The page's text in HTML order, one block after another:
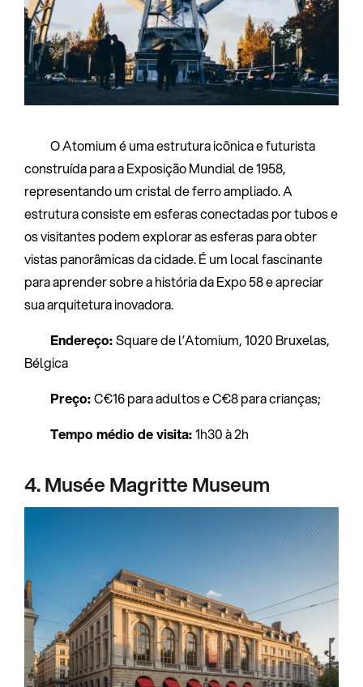
O Atomium é uma estrutura icônica e futurista
construída para a Exposição Mundial de 1958,
representando um cristal de ferro ampliado. A
estrutura consiste em esferas conectadas por tubos e
os visitantes podem explorar as esferas para obter
vistas panorâmicas da cidade. É um local fascinante
para aprender sobre a história da Expo 58 e apreciar
sua arquitetura inovadora.
Endereço:Square de l’Atomium, 1020 Bruxelas,
Bélgica
Preço:C€16 para adultos e C€8 para crianças;
Tempo médio de visita:1h30 à 2h
4. Musée Magritte Museum